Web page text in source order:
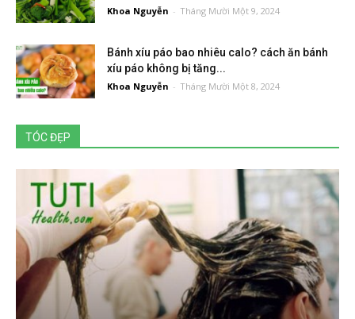
Khoa Nguyễn - Tháng Mười Một 9, 2024
Bánh xíu páo bao nhiêu calo? cách ăn bánh
xíu páo không bị tăng...
Khoa Nguyễn - Tháng Mười Một 8, 2024
TÓC ĐẸP